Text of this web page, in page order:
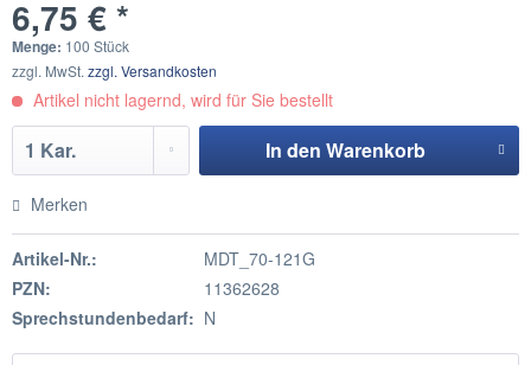
6,75 € *
Menge: 100 Stück
zzgl. MwSt. zzgl. Versandkosten
Artikel nicht lagernd, wird für Sie bestellt
In den Warenkorb
Merken
Artikel-Nr.:
MDT_70-121G
PZN:
11362628
Sprechstundenbedarf: N